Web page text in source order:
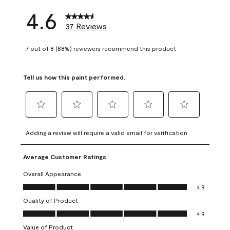
4.6 37 Reviews
7 out of 8 (88%) reviewers recommend this product
Tell us how this paint performed.
to
rate
the
item
with
1
This
action
will
to
rate
the
with
2
This
action
will
to
rate
the
item
3
action
to
rate
4
action
to
rate
5
action
Adding a review will require a valid email for verification
Average Customer Ratings
Overall Appearance
Overall Appearance, 4.9 out of 5
4.9
Quality of Product
Quality of Product, 4.9 out of 5
4.9
Value of Product